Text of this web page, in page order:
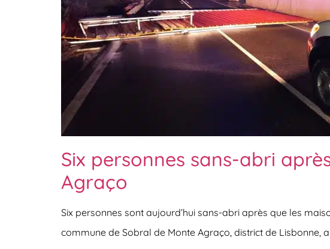
Six personnes sans-abri
Agraço
Six personnes sont aujourd’hui sans-abri après que les
commune de Sobral de Monte Agraço, district de Lisbonne,